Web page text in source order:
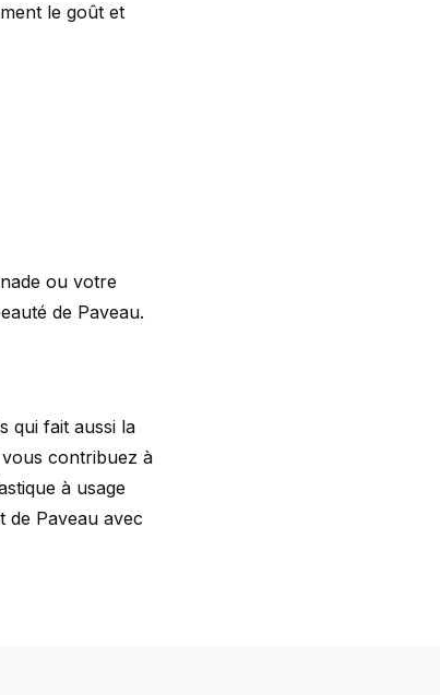
le goût et
ou votre
de Paveau.
qui fait aussi la
contribuez à
à usage
de Paveau avec